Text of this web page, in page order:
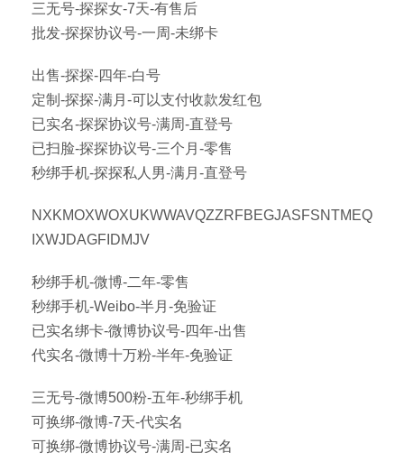
三无号-探探女-7天-有售后
批发-探探协议号-一周-未绑卡
出售-探探-四年-白号
定制-探探-满月-可以支付收款发红包
已实名-探探协议号-满周-直登号
已扫脸-探探协议号-三个月-零售
秒绑手机-探探私人男-满月-直登号
NXKMOXWOXUKWWAVQZZRFBEGJASFSNTMEQ
IXWJDAGFIDMJV
秒绑手机-微博-二年-零售
秒绑手机-Weibo-半月-免验证
已实名绑卡-微博协议号-四年-出售
代实名-微博十万粉-半年-免验证
三无号-微博500粉-五年-秒绑手机
可换绑-微博-7天-代实名
可换绑-微博协议号-满周-已实名